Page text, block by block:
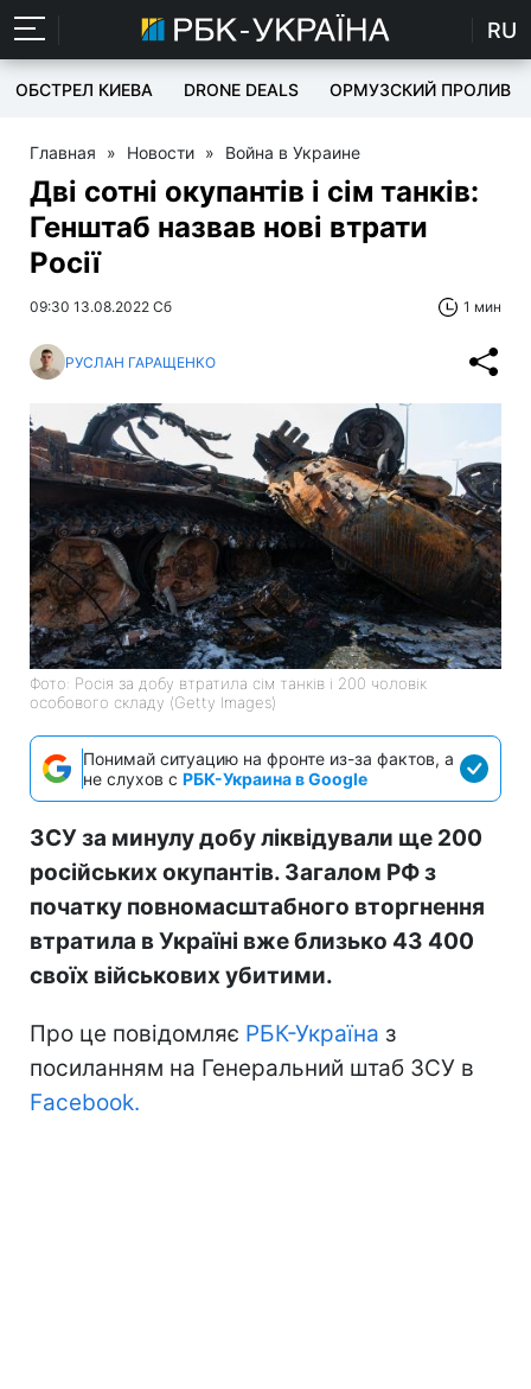
RU
ОБСТРЕЛ КИЕВА DRONE DEALS ОРМУЗСКИЙ ПРОЛИВ
Главная » Новости » Война в Украине
Дві сотні окупантів і сім танків:
Генштаб назвав нові втрати
Росії
09:30 13.08.2022 Сб 1 мин
РУСЛАН ГАРАЩЕНКО
Фото: Росія за добу втратила сім танків і 200 чоловік
особового складу (Getty Images)
Понимай ситуацию на фронте из-за фактов, а
не слухов с РБК-Украина в Google
ЗСУ за минулу добу ліквідували ще 200
російських окупантів. Загалом РФ з
початку повномасштабного вторгнення
втратила в Україні вже близько 43 400
своїх військових убитими.
Про це повідомляє РБК-Україна з
посиланням на Генеральний штаб ЗСУ в
Facebook.